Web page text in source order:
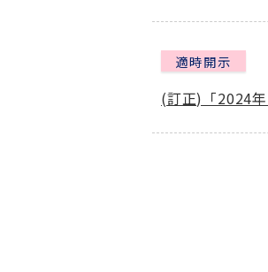
適時開示
(訂正)「2024